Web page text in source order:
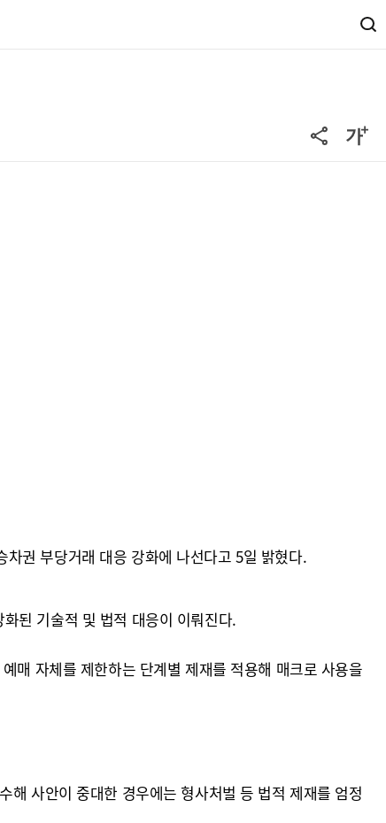
권 부당거래 대응 강화에 나선다고 5일 밝혔다.
된 기술적 및 법적 대응이 이뤄진다.
매 자체를 제한하는 단계별 제재를 적용해 매크로 사용을
해 사안이 중대한 경우에는 형사처벌 등 법적 제재를 엄정